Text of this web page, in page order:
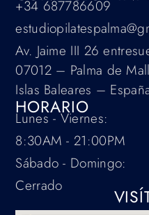
+34 687786609
Av. Jaime III 26
07012 – Palma de
Islas Baleares –
HORARIO
Lunes - Viernes:
8:30AM - 21:00PM
Sábado - Domingo:
Cerrado